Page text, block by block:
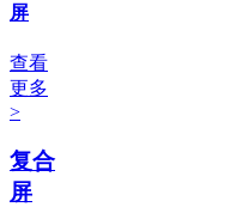
屏
查看
更多
>
复合
屏